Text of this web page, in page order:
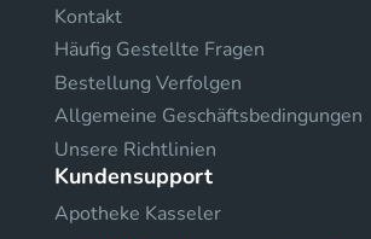
Kontakt
Häufig Gestellte Fragen
Bestellung Verfolgen
Allgemeine Geschäftsbedingungen
Unsere Richtlinien
Kundensupport
Apotheke Kasseler